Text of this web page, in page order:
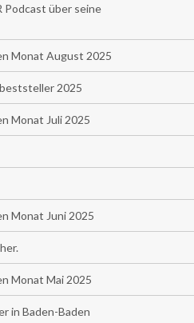
Podcast über seine
Monat August 2025
2025
Monat Juli 2025
Monat Juni 2025
Monat Mai 2025
in Baden-Baden